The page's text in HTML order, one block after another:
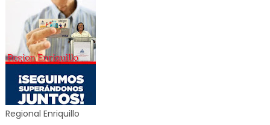
Regional Enriquillo